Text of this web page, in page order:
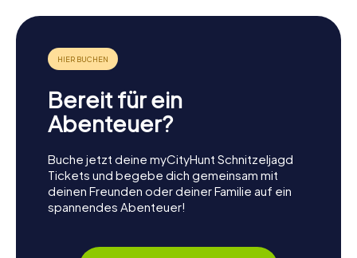
Bereit für ein
Abenteuer?
Buche jetzt deine myCityHunt Schnitzeljagd
Tickets und begebe dich gemeinsam mit
deinen Freunden oder deiner Familie auf ein
spannendes Abenteuer!